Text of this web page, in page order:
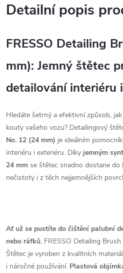
Detailní popis
FRESSO Detailing
mm): Jemný štětec
detailování interiéru
Hledáte šetrný a efektivní způsob,
kouty vašeho vozu? Detailingový
No. 12 (24 mm) je ideálním
interiéru i exteriéru. Díky jemným
24 mm se štětec snadno dostane
nečistoty i z těch nejjemnějších
Ať už se pustíte do čištění palubní
nebo ráfků, FRESSO Detailing Brush
Štětec je vyroben z kvalitních
i náročné používání. Plastová